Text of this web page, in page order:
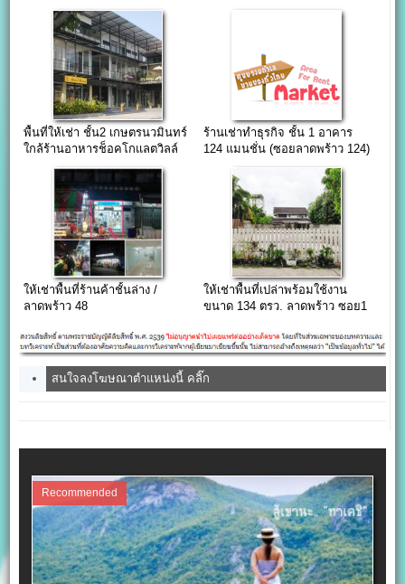
พื้นที่ให้เช่า ชั้น2 เกษตรนวมินทร์
ใกล้ร้านอาหารช็อคโกแลตวิลล์
ร้านเช่าทำธุรกิจ ชั้น 1 อาคาร
124 แมนชั่น (ซอยลาดพร้าว 124)
ให้เช่าพื้นที่ร้านค้าชั้นล่าง /
ลาดพร้าว 48
ให้เช่าพื้นที่เปล่าพร้อมใช้งาน
ขนาด 134 ตรว. ลาดพร้าว ซอย1
สนใจลงโฆษณาตำแหน่งนี้ คลิ๊ก
Recommended